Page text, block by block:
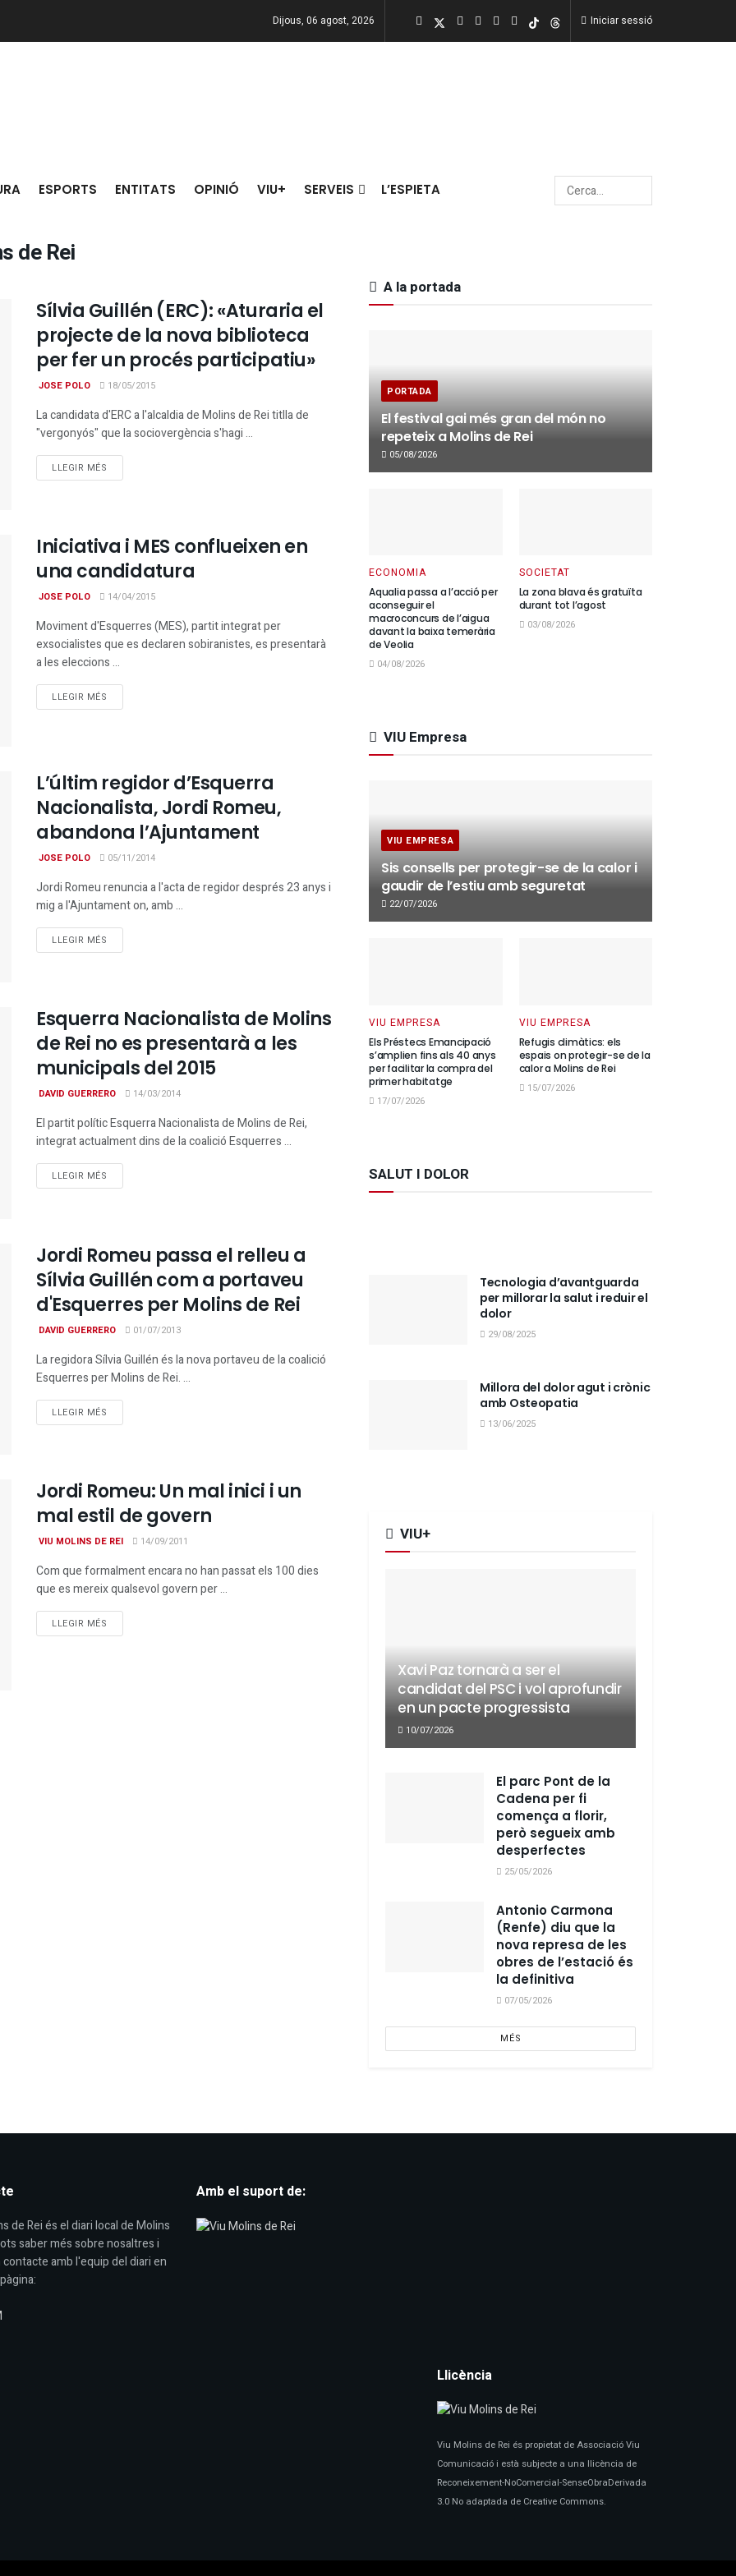
Dijous, 06 agost, 2026 Iniciar sessió
ESPORTS ENTITATS OPINIÓ VIU+ SERVEIS L’ESPIETA
de Rei
Sílvia Guillén (ERC): «Aturaria el
projecte de la nova biblioteca
per fer un procés participatiu»
JOSE POLO 18/05/2015
La candidata d'ERC a l'alcaldia de Molins de Rei titlla de
"vergonyós" que la sociovergència s'hagi ...
LLEGIR MÉS
Iniciativa i MES conflueixen en
una candidatura
JOSE POLO 14/04/2015
Moviment d'Esquerres (MES), partit integrat per
exsocialistes que es declaren sobiranistes, es presentarà
a les eleccions ...
LLEGIR MÉS
L’últim regidor d’Esquerra
Nacionalista, Jordi Romeu,
abandona l’Ajuntament
JOSE POLO 05/11/2014
Jordi Romeu renuncia a l'acta de regidor després 23 anys i
mig a l'Ajuntament on, amb ...
LLEGIR MÉS
Esquerra Nacionalista de Molins
de Rei no es presentarà a les
municipals del 2015
DAVID GUERRERO 14/03/2014
El partit polític Esquerra Nacionalista de Molins de Rei,
integrat actualment dins de la coalició Esquerres ...
LLEGIR MÉS
Jordi Romeu passa el relleu a
Sílvia Guillén com a portaveu
d'Esquerres per Molins de Rei
DAVID GUERRERO 01/07/2013
La regidora Sílvia Guillén és la nova portaveu de la coalició
Esquerres per Molins de Rei. ...
LLEGIR MÉS
Jordi Romeu: Un mal inici i un
mal estil de govern
VIU MOLINS DE REI 14/09/2011
Com que formalment encara no han passat els 100 dies
que es mereix qualsevol govern per ...
LLEGIR MÉS
A la portada
PORTADA
El festival gai més gran del món no
repeteix a Molins de Rei
05/08/2026
ECONOMIA
Aqualia passa a l’acció per
aconseguir el
macroconcurs de l’aigua
davant la baixa temerària
de Veolia
04/08/2026
SOCIETAT
La zona blava és gratuïta
durant tot l’agost
03/08/2026
VIU Empresa
VIU EMPRESA
Sis consells per protegir-se de la calor i
gaudir de l’estiu amb seguretat
22/07/2026
VIU EMPRESA
Els Préstecs Emancipació
s’amplien fins als 40 anys
per facilitar la compra del
primer habitatge
17/07/2026
VIU EMPRESA
Refugis climàtics: els
espais on protegir-se de la
calor a Molins de Rei
15/07/2026
SALUT I DOLOR
Tecnologia d’avantguarda
per millorar la salut i reduir el
dolor
29/08/2025
Millora del dolor agut i crònic
amb Osteopatia
13/06/2025
VIU+
Xavi Paz tornarà a ser el
candidat del PSC i vol aprofundir
en un pacte progressista
10/07/2026
El parc Pont de la
Cadena per fi
comença a florir,
però segueix amb
desperfectes
25/05/2026
Antonio Carmona
(Renfe) diu que la
nova represa de les
obres de l’estació és
la definitiva
07/05/2026
MÉS
de Rei és el diari local de Molins
saber més sobre nosaltres i
amb l'equip del diari en
Amb el suport de:
Llicència
Viu Molins de Rei és propietat de Associació Viu
Comunicació i està subjecte a una llicència de
Reconeixement-NoComercial-SenseObraDerivada
3.0 No adaptada de Creative Commons.